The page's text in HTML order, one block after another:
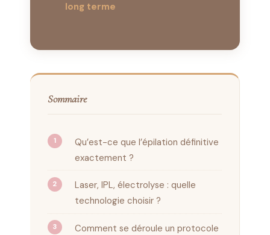
long terme
Sommaire
Qu’est-ce que l’épilation définitive
exactement ?
Laser, IPL, électrolyse : quelle
technologie choisir ?
Comment se déroule un protocole